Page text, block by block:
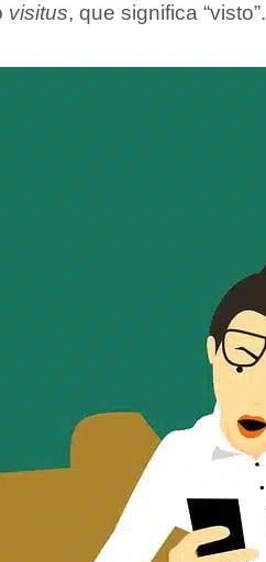
visitus, que significa “visto”.